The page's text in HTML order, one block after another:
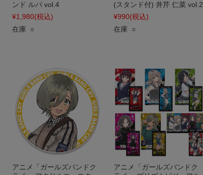
ンド ルパ vol.4
¥1,980(税込)
在庫 ○
(スタンド付) 井芹 仁菜 vol.2
¥990(税込)
在庫 ○
アニメ「ガールズバンドク
アニメ「ガールズバンドク